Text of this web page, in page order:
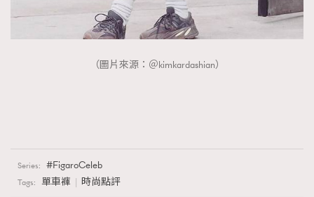
（圖片來源：＠kimkardashian）
Series: FigaroCeleb
Tags: 單車褲 時尚點評